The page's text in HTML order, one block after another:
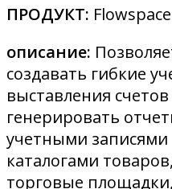
ПРОДУКТ:
описание:
создавать гибкие
выставления
генерировать
учетными
каталогами
торговые